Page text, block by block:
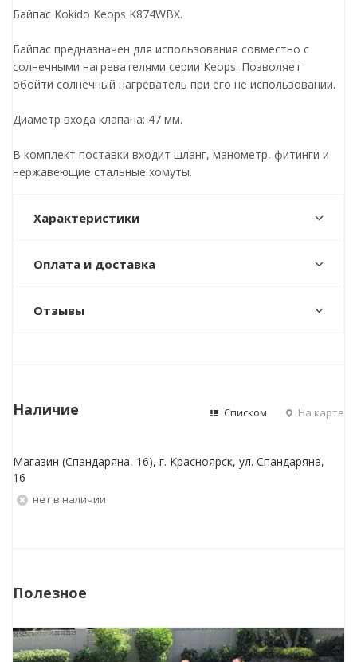
Байпас Kokido Keops K874WBX.
Байпас предназначен для использования совместно с
солнечными нагревателями серии Keops. Позволяет
обойти солнечный нагреватель при его не использовании.
Диаметр входа клапана: 47 мм.
В комплект поставки входит шланг, манометр, фитинги и
нержавеющие стальные хомуты.
Характеристики
Оплата и доставка
Отзывы
Наличие Списком На карте
Магазин (Спандаряна, 16), г. Красноярск, ул. Спандаряна,
16
Нет в наличии
Полезное